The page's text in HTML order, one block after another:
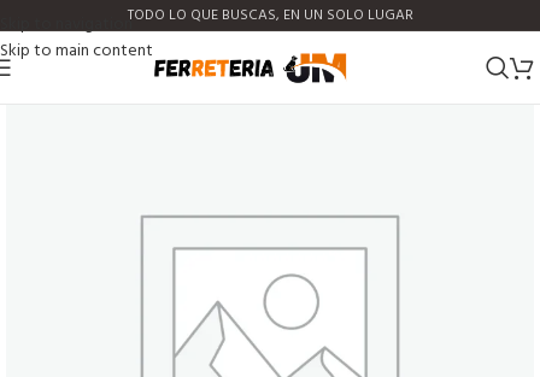
Skip to navigation
Skip to main content
TODO LO QUE BUSCAS, EN UN SOLO LUGAR